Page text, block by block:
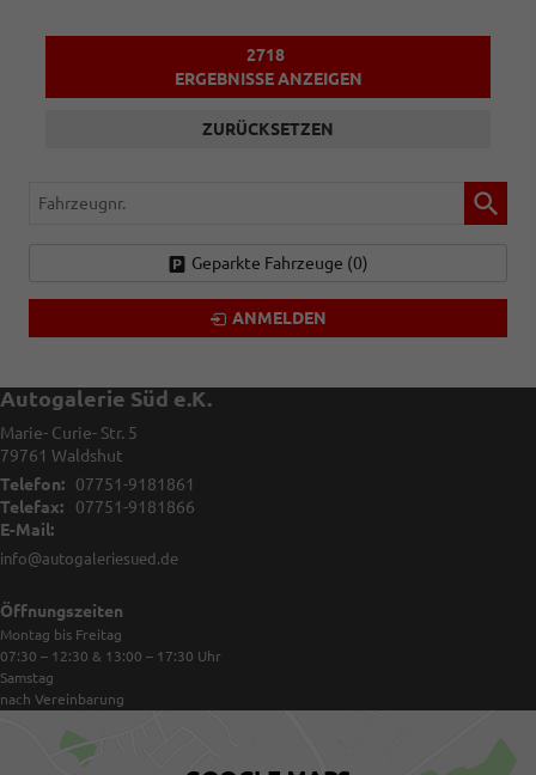
2718
ERGEBNISSE ANZEIGEN
ZURÜCKSETZEN
Fahrzeugnr.
Geparkte Fahrzeuge (0)
ANMELDEN
Autogalerie Süd e.K.
Marie- Curie- Str. 5
79761 Waldshut
Telefon:
07751-9181861
Telefax:
07751-9181866
E-Mail:
info@autogaleriesued.de
Öffnungszeiten
Montag bis Freitag
07:30 – 12:30 & 13:00 – 17:30 Uhr
Samstag
nach Vereinbarung